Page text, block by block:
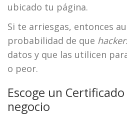
ubicado tu página.
Si te arriesgas, entonces
probabilidad de que
datos y que las utilicen
o peor.
Escoge un
negocio